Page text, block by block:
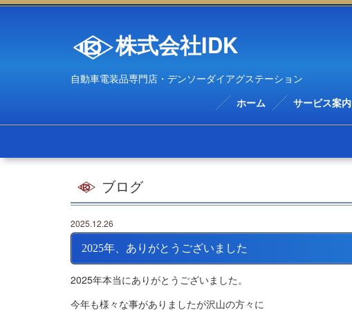
株式会社IDK
自動車電装品専門店・デンソーダイアグステーション
ホーム サービス案内
ブログ
2025.12.26
2025年、ありがとうございました
2025年本当にありがとうございました。
今年も様々な事がありましたが沢山の方々に